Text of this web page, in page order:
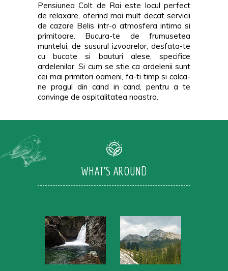
Pensiunea Colt de Rai este locul perfect
de relaxare, oferind mai mult decat servicii
de cazare Belis intr-o atmosfera intima si
primitoare. Bucura-te de frumusetea
muntelui, de susurul izvoarelor, desfata-te
cu bucate si bauturi alese, specifice
ardelenilor. Si cum se stie ca ardelenii sunt
cei mai primitori oameni, fa-ti timp si calca-
ne pragul din cand in cand, pentru a te
convinge de ospitalitatea noastra.
WHAT'S AROUND